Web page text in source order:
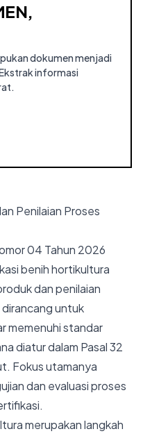
dokumen menjadi
informasi
Penilaian Proses
04 Tahun 2026
benih hortikultura
dan penilaian
untuk
memenuhi standar
diatur dalam Pasal 32
Fokus utamanya
dan evaluasi proses
merupakan langkah